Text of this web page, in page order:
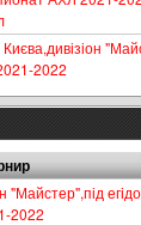
2022
"Майстер",під
2022